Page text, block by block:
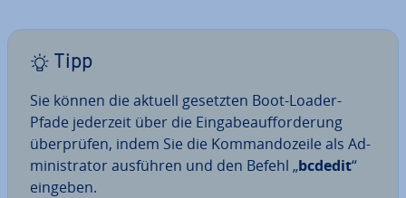
Tipp
Sie können die aktuell gesetzten Boot-Loader-
Pfade jederzeit über die Ein­ga­be­auf­for­de­rung
über­prü­fen, indem Sie die Kom­man­do­zei­le als Ad­
mi­nis­tra­tor ausführen und den Befehl „bcdedit“
eingeben.